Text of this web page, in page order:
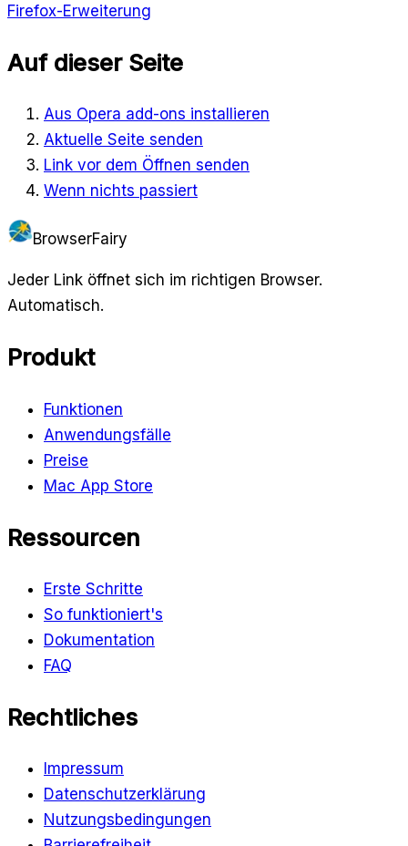
Firefox-Erweiterung
Auf dieser Seite
Aus Opera add-ons installieren
Aktuelle Seite senden
Link vor dem Öffnen senden
Wenn nichts passiert
BrowserFairy
Jeder Link öffnet sich im richtigen Browser.
Automatisch.
Produkt
Funktionen
Anwendungsfälle
Preise
Mac App Store
Ressourcen
Erste Schritte
So funktioniert's
Dokumentation
FAQ
Rechtliches
Impressum
Datenschutzerklärung
Nutzungsbedingungen